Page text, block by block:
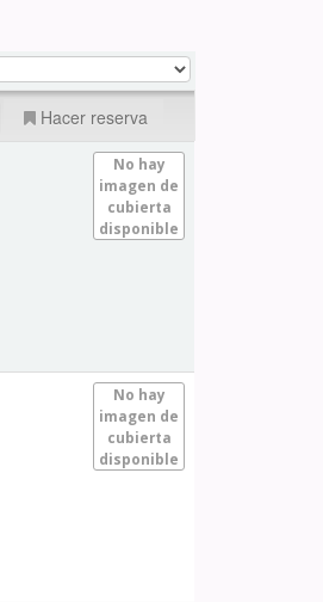
Hacer reserva
No hay
imagen de
cubierta
disponible
No hay
imagen de
cubierta
disponible